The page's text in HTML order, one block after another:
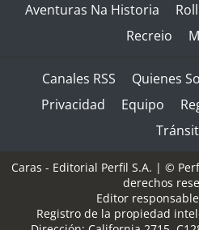
Aventuras Na Historia
Recreio
Canales RSS Quienes
Privacidad
Equipo
Caras - Editorial Perfil S.A. | ©
derechos
Editor
Registro de la propiedad